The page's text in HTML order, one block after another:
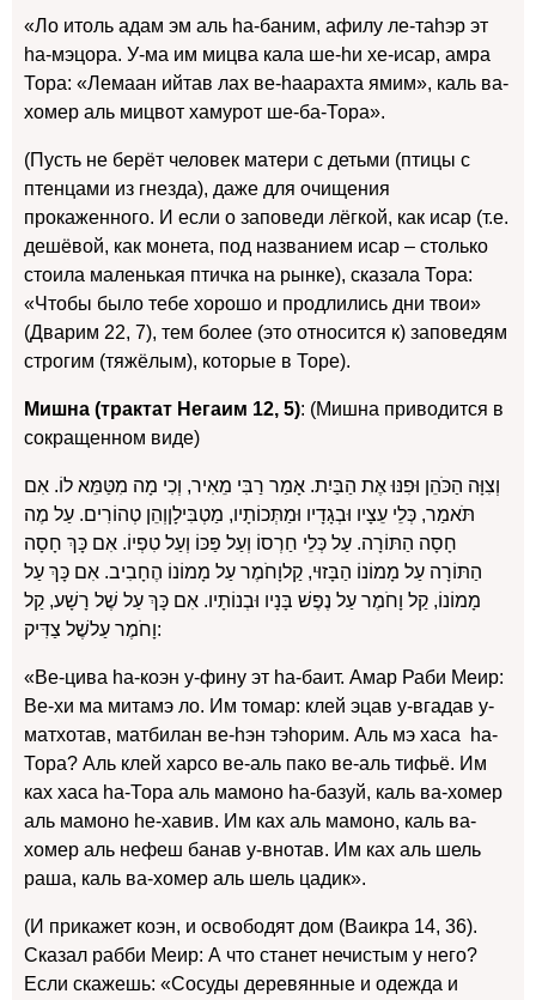
«Ло итоль адам эм аль hа-баним, афилу ле-таhэр эт
hа-мэцора. У-ма им мицва кала ше-hи хе-исар, амра
Тора: «Лемаан ийтав лах ве-hаарахта ямим», каль ва-
хомер аль мицвот хамурот ше-ба-Тора».
(Пусть не берёт человек матери с детьми (птицы с
птенцами из гнезда), даже для очищения
прокаженного. И если о заповеди лёгкой, как исар (т.е.
дешёвой, как монета, под названием исар – столько
стоила маленькая птичка на рынке), сказала Тора:
«Чтобы было тебе хорошо и продлились дни твои»
(Дварим 22, 7), тем более (это относится к) заповедям
строгим (тяжёлым), которые в Торе).
Мишна (трактат Негаим 12, 5): (Мишна приводится в
сокращенном виде)
וְצִוָּה הַכֹּהֵן וּפִנּוּ אֶת הַבַּיִת. אָמַר רַבִּי מֵאִיר, וְכִי מָה מִטַּמֵּא לוֹ. אִם
תֹּאמַר, כְּלֵי עֵצָיו וּבְגָדָיו וּמַתְּכוֹתָיו, מַטְבִּילָןוְהֵן טְהוֹרִים. עַל מֶה
חָסָה הַתּוֹרָה. עַל כְּלֵי חַרְסוֹ וְעַל פַּכּוֹ וְעַל טִפְיוֹ. אִם כָּךְ חָסָה
הַתּוֹרָה עַל מָמוֹנוֹ הַבָּזוּי, קַלוָחֹמֶר עַל מָמוֹנוֹ הֶחָבִיב. אִם כָּךְ עַל
מָמוֹנוֹ, קַל וָחֹמֶר עַל נֶפֶשׁ בָּנָיו וּבְנוֹתָיו. אִם כָּךְ עַל שֶׁל רָשָׁע, קַל
וָחֹמֶר עַלשֶׁל צַדִּיק:
«Ве-цива hа-коэн у-фину эт hа-баит. Амар Раби Меир:
Ве-хи ма митамэ ло. Им томар: клей эцав у-вгадав у-
матхотав, матбилан ве-hэн тэhорим. Аль мэ хаса hа-
Тора? Аль клей харсо ве-аль пако ве-аль тифьё. Им
ках хаса hа-Тора аль мамоно hа-базуй, каль ва-хомер
аль мамоно hе-хавив. Им ках аль мамоно, каль ва-
хомер аль нефеш банав у-внотав. Им ках аль шель
раша, каль ва-хомер аль шель цадик».
(И прикажет коэн, и освободят дом (Ваикра 14, 36).
Сказал рабби Меир: А что станет нечистым у него?
Если скажешь: «Сосуды деревянные и одежда и